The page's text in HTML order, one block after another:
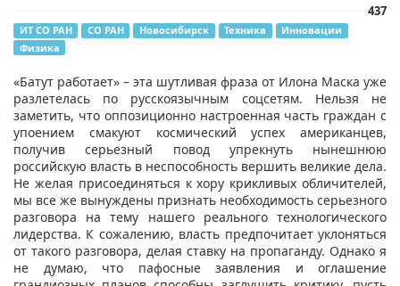
437
ИТ СО РАН СО РАН Новосибирск Техника
Инновации
Физика
​«Батут работает» – эта шутливая фраза от Илона Маска уже
разлетелась по русскоязычным соцсетям. Нельзя не
заметить, что оппозиционно настроенная часть граждан с
упоением смакуют космический успех американцев,
получив серьезный повод упрекнуть нынешнюю
российскую власть в неспособность вершить великие дела.
Не желая присоединяться к хору крикливых обличителей,
мы все же вынуждены признать необходимость серьезного
разговора на тему нашего реального технологического
лидерства. К сожалению, власть предпочитает уклоняться
от такого разговора, делая ставку на пропаганду. Однако я
не думаю, что пафосные заявления и оглашение